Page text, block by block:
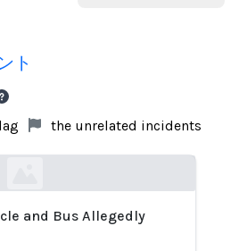
ト
the unrelated incidents
and Bus Allegedly